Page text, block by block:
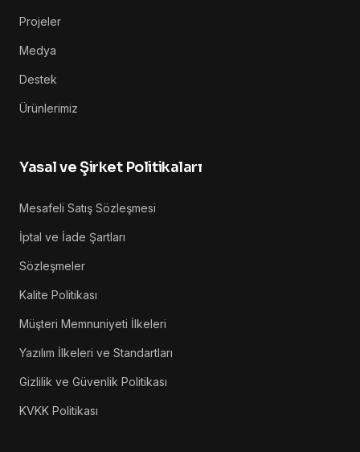
Projeler
Medya
Destek
Ürünlerimiz
Yasal ve Şirket Politikaları
Mesafeli Satış Sözleşmesi
İptal ve İade Şartları
Sözleşmeler
Kalite Politikası
Müşteri Memnuniyeti İlkeleri
Yazılım İlkeleri ve Standartları
Gizlilik ve Güvenlik Politikası
KVKK Politikası